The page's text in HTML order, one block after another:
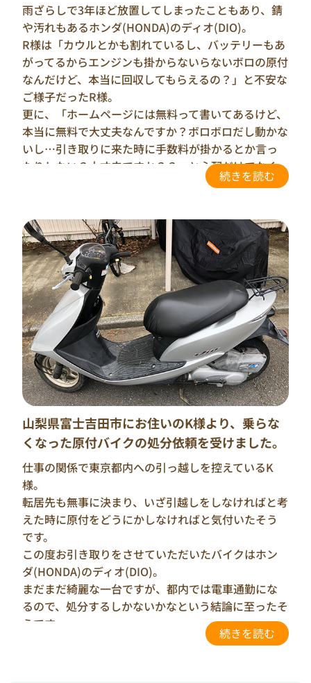
雨ざらしで3年ほど放置してしまったこともあり、錆
や汚れもあるホンダ(HONDA)のディオ(DIO)。
R様は「カウルとかも割れているし、バッテリーもあ
がってるからエンジンも掛からないらないボロの原付
なんだけど、本当に回収してもらえるの？」と不安な
ご様子だったR様。
更に、「ホームページには無料って書いてあるけど、
本当に無料で大丈夫なんですか？ボロボロだし動かな
いし…引き取りに来た時に手数料が掛かるとか言っ
たりしない？大丈夫ですか？？」と心配だけでなく
若干疑いを持たれているような印象でした。
す、ご安心ください」と伝えるとともに、なぜ”完全
無料”で引き取りが可能かを説明させていただきまし
た。
その説明を聞いたR様は怪しさを感じながらも納得は
していただけたようです。
既にナンバーはご自身で返納を済ませており、回収の
みのご依頼をいただきました。
当日はR様のご都合が合わず、お立会いなしでの回収
となりましたが、後日R様からお礼のお電話をいただ
きました。
「本当に無料で大丈夫だったんだね、なんか疑っち
ゃってすみません。助かりました、ありがとうござい
ました。もしまたバイクを処分することがあればぜ
ひお願いします」と大変ありがたいお言葉を頂戴し
ました。
当社”バイクリサイクルジャパン”は不動バイクや錆
や汚れが酷いバイクでも”完全無料”で回収可能とな
ります。
もし、お手元に不要な原付やバイクの処分などのお
困りごとがありましたら、”バイクリサイクルジャパ
ン”に安心してお任せください。
”バイクリサイクルジャパン”が責任をもって大切な愛
車をリユース・リサイクルに繋げてまいります。
山梨県富士吉田市にお住いのK様より、乗らな
くなった原付バイクの処分依頼を受けました。
仕事の関係で東京都内への引っ越しを控えているK
様。
転居先も無事に決まり、いざ引越しをしなければと考
えた時に原付をどうにかしなければと気付いたそう
です。
この度お引き取りをさせていただいたバイクはホン
ダ(HONDA)のディオ(DIO)。
まだまだ綺麗な一台ですが、都内では電車通勤にな
るので、処分するしかないかなという結論に至ったそ
うです。
そうと決まれば後は安心して任せられる業者を…と